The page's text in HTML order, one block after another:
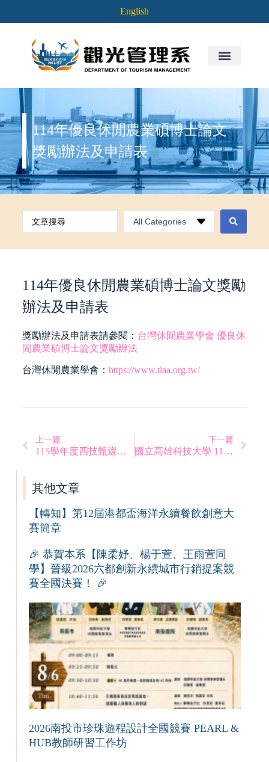
English
114年優良休閒農業碩博士論文
獎勵辦法及申請表
114年優良休閒農業碩博士論文獎勵
辦法及申請表
獎勵辦法及申請表請參閱： 台灣休閒農業學會 優良休
閒農業碩博士論文獎勵辦法
台灣休閒農業學會： https://www.tlaa.org.tw/
上一篇
115學年度四技甄選入學面試時間及注意事項
下一篇
國立高雄科技大學 115 學年度第 1 學期開學須知
其他文章
【轉知】第12屆港都盃海洋永續餐飲創意大
賽簡章
🎉 恭賀本系【陳柔妤、楊于萱、王雨萱同
學】晉級2026六都創新永續城市行銷提案競
賽全國決賽！ 🎉
2026南投市珍珠遊程設計全國競賽 PEARL &
HUB教師研習工作坊